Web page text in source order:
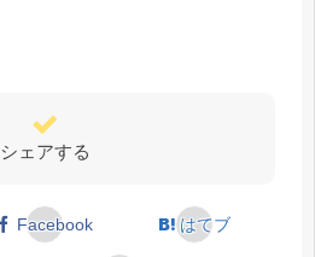
シェアする
Facebook はてブ